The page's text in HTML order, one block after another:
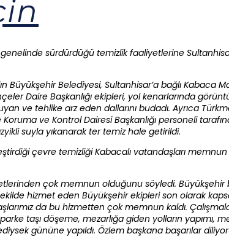
sürdürdüğü temizlik faaliyetlerine
Büyükşehir Belediyesi, Sultanhisar’a bağlı Kabaca
Daire Başkanlığı ekipleri, yol kenarlarında
ve tehlike arz eden dallarını budadı. Ayrıca
ve Kontrol Dairesi Başkanlığı personeli
suyla yıkanarak ter temiz hale getirildi.
çevre temizliği Kabacalı vatandaşları
çok memnun olduğunu söyledi.
hizmet eden Büyükşehir ekipleri son olarak
da bu hizmetten çok memnun kaldı.
taşı döşeme, mezarlığa giden yolların yapımı,
gününe yapıldı. Özlem başkana başarılar